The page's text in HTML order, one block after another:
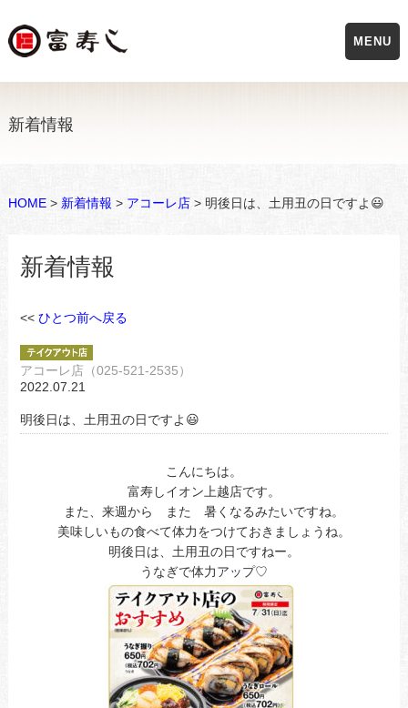
新着情報
HOME> 新着情報 > アコーレ店> 明後日は、土用丑の日ですよ😃
新着情報
<< ひとつ前へ戻る
アコーレ店（025-521-2535）
2022.07.21
明後日は、土用丑の日ですよ😃
こんにちは。
富寿しイオン上越店です。
また、来週から また 暑くなるみたいですね。
美味しいもの食べて体力をつけておきましょうね。
明後日は、土用丑の日ですねー。
うなぎで体力アップ♡
MENU